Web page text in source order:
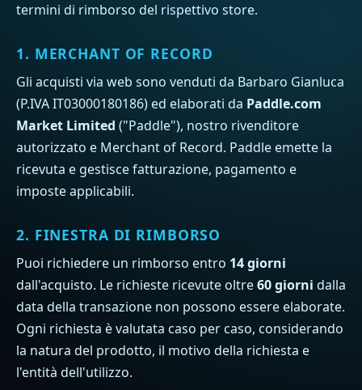
termini di rimborso del rispettivo store.
1. MERCHANT OF RECORD
Gli acquisti via web sono venduti da Barbaro Gianluca
(P.IVA IT03000180186) ed elaborati da Paddle.com
Market Limited ("Paddle"), nostro rivenditore
autorizzato e Merchant of Record. Paddle emette la
ricevuta e gestisce fatturazione, pagamento e
imposte applicabili.
2. FINESTRA DI RIMBORSO
Puoi richiedere un rimborso entro 14 giorni
dall'acquisto. Le richieste ricevute oltre60 giorni dalla
data della transazione non possono essere elaborate.
Ogni richiesta è valutata caso per caso, considerando
la natura del prodotto, il motivo della richiesta e
l'entità dell'utilizzo.